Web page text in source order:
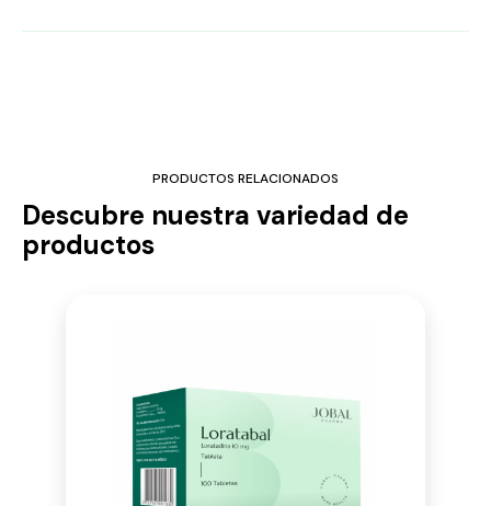
PRODUCTOS RELACIONADOS
Descubre nuestra variedad de
productos